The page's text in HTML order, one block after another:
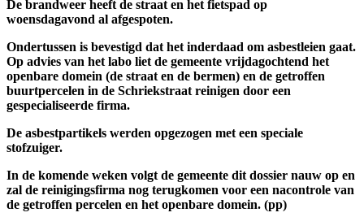
De brandweer heeft de straat en het fietspad op
woensdagavond al afgespoten.
Ondertussen is bevestigd dat het inderdaad om asbestleien gaat.
Op advies van het labo liet de gemeente vrijdagochtend het
openbare domein (de straat en de bermen) en de getroffen
buurtpercelen in de Schriekstraat reinigen door een
gespecialiseerde firma.
De asbestpartikels werden opgezogen met een speciale
stofzuiger.
In de komende weken volgt de gemeente dit dossier nauw op en
zal de reinigingsfirma nog terugkomen voor een nacontrole van
de getroffen percelen en het openbare domein. (pp)